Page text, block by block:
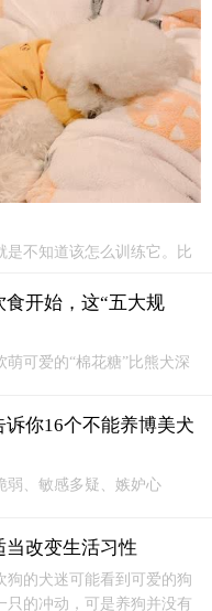
期狗并不是没有任何破绽，
星期狗与正常狗的不同之
是不知道该怎么训练它。比
拥有坚强的个性。愉快的
开始，这“五大规
可爱的“棉花糖”比熊犬深
于长寿类，但和人的寿命相
想要它长寿，想要它健康，
下面这五大规则！
你16个不能养博美犬
弱、敏感多疑、嫉妒心
安逸的生活环境，长期在外
不宜养博美犬。1、好奇心
...
当改变生活习性
狗的犬迷可能看到可爱的狗
只的冲动，可是养狗并没有